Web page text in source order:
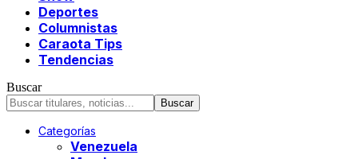
Deportes
Columnistas
Caraota Tips
Tendencias
Buscar
Categorías
Venezuela